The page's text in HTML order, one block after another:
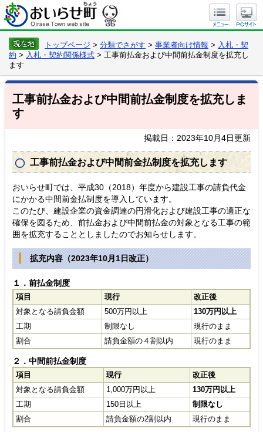
トップページ > 分類でさがす > 事業者向け情報 > 入札・契
約 > 入札・契約関係様式 > 工事前払金および中間前払金制度を拡充し
ます
工事前払金および中間前払金制度を拡充しま
す
掲載日：2023年10月4日更新
工事前払金および中間前金払制度を拡充します
おいらせ町では、平成30（2018）年度から建設工事の請負代金
にかかる中間前金払制度を導入しています。
このたび、建設企業の資金調達の円滑化および建設工事の適正な
確保を図るため、前払金および中間前払金の対象となる工事の範
囲を拡充することとしましたのでお知らせします。
拡充内容（2023年10月1日改正）
１．前払金制度
項目 現行
改正後
対象となる請負金額
500万円以上
130万円以上
工期
制限なし
現行のまま
割合
請負金額の４割以内 現行のまま
２．中間前払金制度
項目 現行
改正後
対象となる請負金額
1,000万円以上
130万円以上
工期
150日以上
制限なし
割合
請負金額の2割以内 現行のまま